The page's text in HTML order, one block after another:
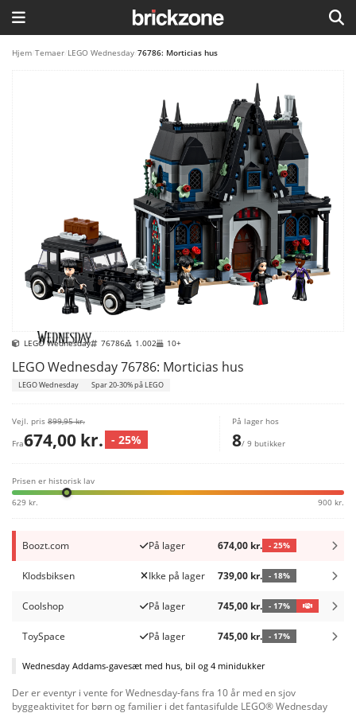
HJEM
Hjem Temaer LEGO Wednesday 76786: Morticias hus
LEGO Wednesday 76786 1.002 10+
LEGO Wednesday 76786: Morticias hus
LEGO Wednesday Spar 20-30% på LEGO
Vejl. pris 899,95 kr.
Fra674,00 kr. - 25%
På lager hos
8/ 9 butikker
Prisen er historisk lav
629 kr. 900 kr.
Boozt.com På lager 674,00 kr. - 25%
Klodsbiksen Ikke på lager 739,00 kr. - 18%
Coolshop På lager 745,00 kr. - 17%
ToySpace På lager 745,00 kr. - 17%
Wednesday Addams-gavesæt med hus, bil og 4 minidukker
Der er eventyr i vente for Wednesday-fans fra 10 år med en sjov
byggeaktivitet for børn og familier i det fantasifulde LEGO® Wednesday